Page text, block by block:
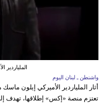
الملياردير
واشنطن ـ لبنان اليوم
أثار الملياردير الأميركي إيلون
تعتزم منصة «إكس» إطلاقها، تهدف